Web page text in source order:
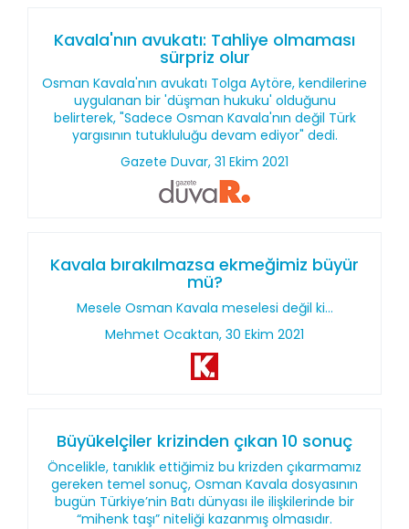
Kavala'nın avukatı: Tahliye olmaması
sürpriz olur
Osman Kavala'nın avukatı Tolga Aytöre, kendilerine
uygulanan bir 'düşman hukuku' olduğunu
belirterek, "Sadece Osman Kavala'nın değil Türk
yargısının tutukluluğu devam ediyor" dedi.
Gazete Duvar, 31 Ekim 2021
Kavala bırakılmazsa ekmeğimiz büyür
mü?
Mesele Osman Kavala meselesi değil ki…
Mehmet Ocaktan, 30 Ekim 2021
Büyükelçiler krizinden çıkan 10 sonuç
Öncelikle, tanıklık ettiğimiz bu krizden çıkarmamız
gereken temel sonuç, Osman Kavala dosyasının
bugün Türkiye’nin Batı dünyası ile ilişkilerinde bir
“mihenk taşı” niteliği kazanmış olmasıdır.